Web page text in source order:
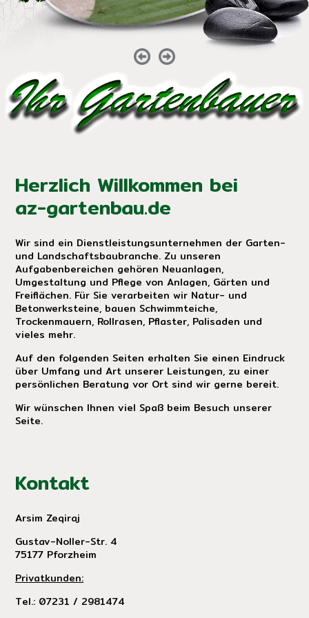
Herzlich Willkommen bei
az-gartenbau.de
Wir sind ein Dienstleistungsunternehmen der Garten-
und Landschaftsbaubranche. Zu unseren
Aufgabenbereichen gehören Neuanlagen,
Umgestaltung und Pflege von Anlagen, Gärten und
Freiflächen. Für Sie verarbeiten wir Natur- und
Betonwerksteine, bauen Schwimmteiche,
Trockenmauern, Rollrasen, Pflaster, Palisaden und
vieles mehr.
Auf den folgenden Seiten erhalten Sie einen Eindruck
über Umfang und Art unserer Leistungen, zu einer
persönlichen Beratung vor Ort sind wir gerne bereit.
Wir wünschen Ihnen viel Spaß beim Besuch unserer
Seite.
Kontakt
Arsim Zeqiraj
Gustav-Noller-Str. 4
75177 Pforzheim
Privatkunden:
Tel.: 07231 / 2981474